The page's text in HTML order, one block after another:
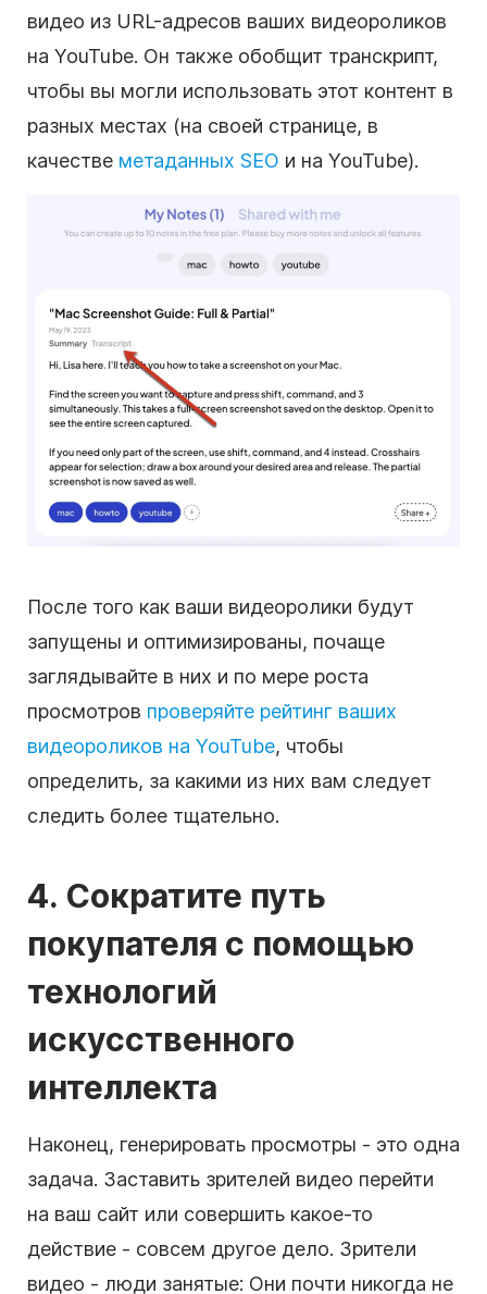
видео из URL-адресов ваших видеороликов
на YouTube. Он также обобщит транскрипт,
чтобы вы могли использовать этот контент в
разных местах (на своей странице, в
качестве метаданных SEO и на YouTube).
После того как ваши видеоролики будут
запущены и оптимизированы, почаще
заглядывайте в них и по мере роста
просмотров проверяйте рейтинг ваших
видеороликов на YouTube, чтобы
определить, за какими из них вам следует
следить более тщательно.
4. Сократите путь
покупателя с помощью
технологий
искусственного
интеллекта
Наконец, генерировать просмотры - это одна
задача. Заставить зрителей видео перейти
на ваш сайт или совершить какое-то
действие - совсем другое дело. Зрители
видео - люди занятые: Они почти никогда не